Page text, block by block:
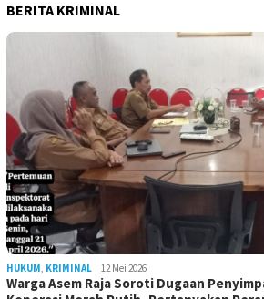
BERITA KRIMINAL
HUKUM, KRIMINAL 12 Mei 2026
Warga Asem Raja Soroti Dugaan